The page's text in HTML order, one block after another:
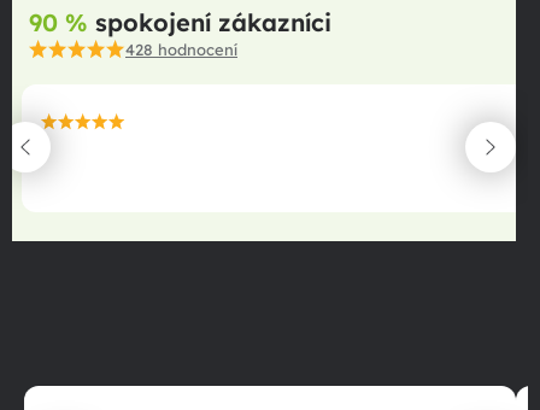
90 % spokojení zákazníci
428 hodnocení
maximální spokojenost
22.06.2025